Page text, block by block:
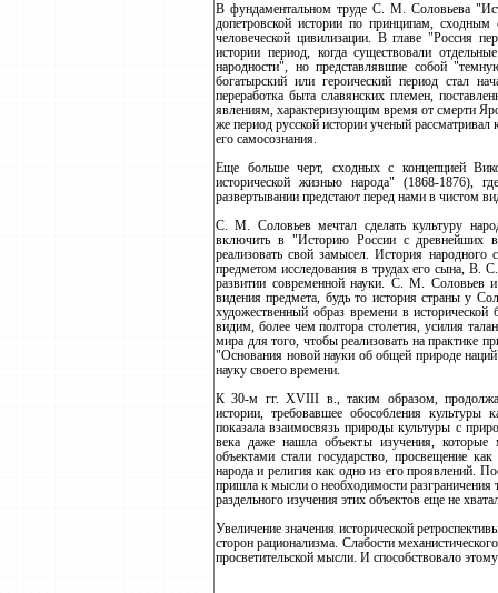
В фундаментальном труде С. М. Соловьева
допетровской истории по принципам,
человеческой цивилизации. В главе "Россия
истории период, когда существовали
народности", но представлявшие собой
богатырский или героический период стал
переработка быта славянских племен,
явлениям, характеризующим время от смерти
же период русской истории ученый рассматривал
его самосознания.
Еще больше черт, сходных с концепцией
исторической жизнью народа" (1868-1876),
развертывании предстают перед нами в чистом
С. М. Соловьев мечтал сделать культуру
включить в "Историю России с древнейших
реализовать свой замысел. История
предметом исследования в трудах его сына, В.
развитии современной науки. С. М. Соловьев
видения предмета, будь то история страны у
художественный образ времени в
видим, более чем полтора столетия, усилия
мира для того, чтобы реализовать на практике
"Основания новой науки об общей природе
науку своего времени.
К 30-м гг. ХVIII в., таким образом, продолжало
истории, требовавшее обособления культуры
показала взаимосвязь природы культуры с
века даже нашла объекты изучения, которые
объектами стали государство, просвещение
народа и религия как одно из его проявлений.
пришла к мысли о необходимости разграничения
раздельного изучения этих объектов еще не
Увеличение значения исторической
сторон рационализма. Слабости
просветительской мысли. И способствовало